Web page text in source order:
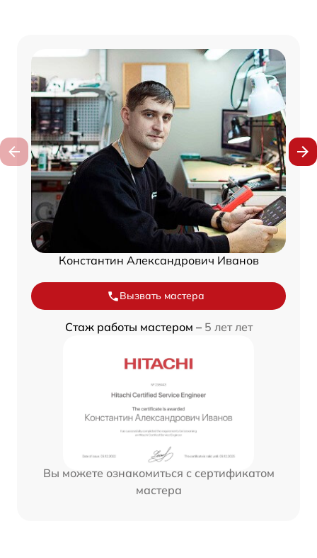
Константин Александрович Иванов
Вызвать мастера
Стаж работы мастером – 5 лет лет
Вы можете ознакомиться с сертификатом
мастера